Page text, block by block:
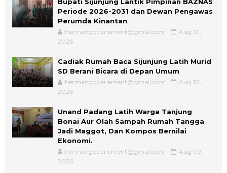
Bupati Sijunjung Lantik Pimpinan BAZNAS
Periode 2026-2031 dan Dewan Pengawas
Perumda Kinantan
hermangoparlement@gmail.com
Aug 10,
2026
Cadiak Rumah Baca Sijunjung Latih Murid
SD Berani Bicara di Depan Umum
hermangoparlement@gmail.com
Aug 10,
2026
Unand Padang Latih Warga Tanjung
Bonai Aur Olah Sampah Rumah Tangga
Jadi Maggot, Dan Kompos Bernilai
Ekonomi.
hermangoparlement@gmail.com
Aug 09,
2026